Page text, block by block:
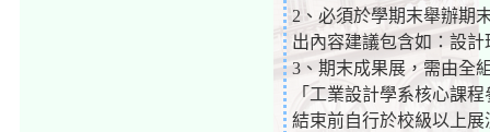
2、必須於學期末舉辦期
出內容建議包含如：設
3、期末成果展，需由全
「工業設計學系核心課
結束前自行於校級以上